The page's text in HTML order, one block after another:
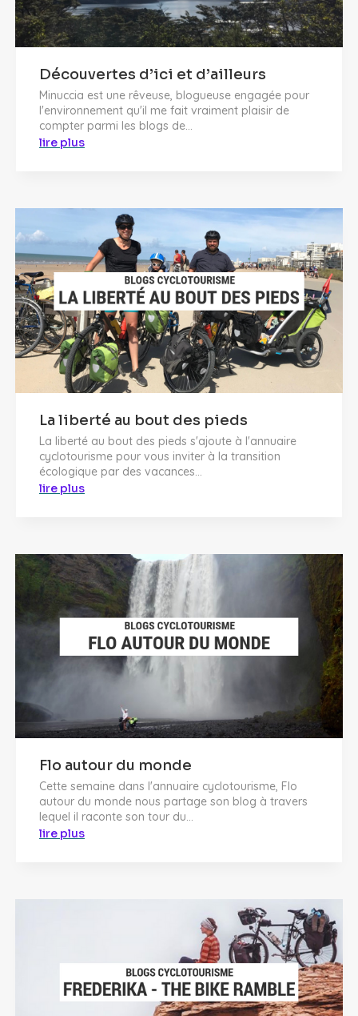
Découvertes d’ici et d’ailleurs
Minuccia est une rêveuse, blogueuse engagée pour
l'environnement qu'il me fait vraiment plaisir de
compter parmi les blogs de...
lire plus
La liberté au bout des pieds
La liberté au bout des pieds s'ajoute à l'annuaire
cyclotourisme pour vous inviter à la transition
écologique par des vacances...
lire plus
Flo autour du monde
Cette semaine dans l'annuaire cyclotourisme, Flo
autour du monde nous partage son blog à travers
lequel il raconte son tour du...
lire plus